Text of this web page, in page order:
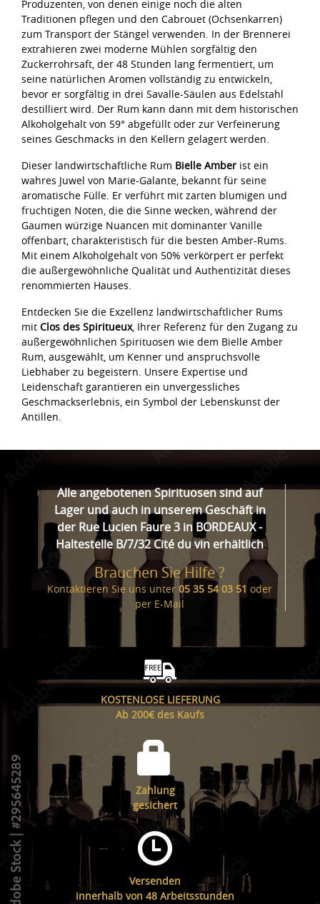
Produzenten, von denen einige noch die alten
Traditionen pflegen und den Cabrouet (Ochsenkarren)
zum Transport der Stängel verwenden. In der Brennerei
extrahieren zwei moderne Mühlen sorgfältig den
Zuckerrohrsaft, der 48 Stunden lang fermentiert, um
seine natürlichen Aromen vollständig zu entwickeln,
bevor er sorgfältig in drei Savalle-Säulen aus Edelstahl
destilliert wird. Der Rum kann dann mit dem historischen
Alkoholgehalt von 59° abgefüllt oder zur Verfeinerung
seines Geschmacks in den Kellern gelagert werden.
Dieser landwirtschaftliche Rum Bielle Amber ist ein
wahres Juwel von Marie-Galante, bekannt für seine
aromatische Fülle. Er verführt mit zarten blumigen und
fruchtigen Noten, die die Sinne wecken, während der
Gaumen würzige Nuancen mit dominanter Vanille
offenbart, charakteristisch für die besten Amber-Rums.
Mit einem Alkoholgehalt von 50% verkörpert er perfekt
die außergewöhnliche Qualität und Authentizität dieses
renommierten Hauses.
Entdecken Sie die Exzellenz landwirtschaftlicher Rums
mit Clos des Spiritueux, Ihrer Referenz für den Zugang zu
außergewöhnlichen Spirituosen wie dem Bielle Amber
Rum, ausgewählt, um Kenner und anspruchsvolle
Liebhaber zu begeistern. Unsere Expertise und
Leidenschaft garantieren ein unvergessliches
Geschmackserlebnis, ein Symbol der Lebenskunst der
Antillen.
Alle angebotenen Spirituosen sind auf
Lager und auch in unserem Geschäft in
der Rue Lucien Faure 3 in BORDEAUX -
Haltestelle B/7/32 Cité du vin erhältlich
Brauchen Sie Hilfe ?
Kontaktieren Sie uns unter 05 35 54 03 51 oder
per E-Mail
KOSTENLOSE LIEFERUNG
Ab 200€ des Kaufs
Zahlung
gesichert
Versenden
innerhalb von 48 Arbeitsstunden